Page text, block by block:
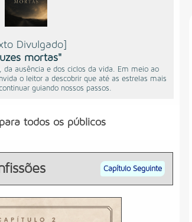
Divulgado]
mortas"
ausência e dos ciclos da vida. Em meio ao
o leitor a descobrir que até as estrelas mais
guiando nossos passos.
todos os públicos
Capítulo Seguinte